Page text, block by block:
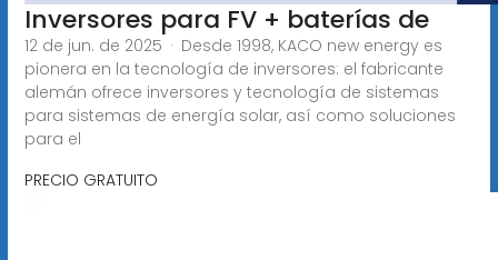
Inversores para FV + baterías de
12 de jun. de 2025 · Desde 1998, KACO new energy es
pionera en la tecnología de inversores: el fabricante
alemán ofrece inversores y tecnología de sistemas
para sistemas de energía solar, así como soluciones
para el
PRECIO GRATUITO